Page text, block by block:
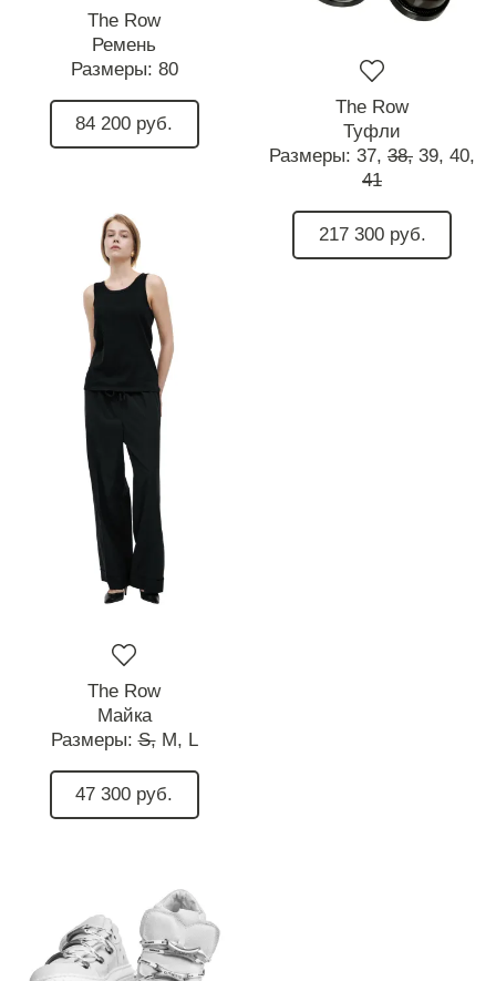
The Row
Ремень
Размеры: 80
84 200 руб.
The Row
Туфли
Размеры: 37, 38, 39, 40,
41
217 300 руб.
The Row
Майка
Размеры:S, M, L
47 300 руб.